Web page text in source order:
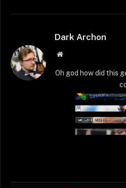
Dark Archon
Strona
Oh god how did this